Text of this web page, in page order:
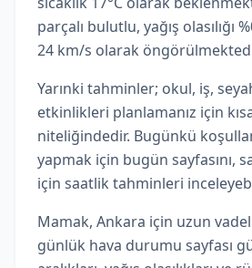
parçalı bulutlu, yağış olasılığı
24 km/s olarak
Yarınki tahminler; okul, iş,
etkinlikleri planlamanız için
niteliğindedir. Bugünkü
yapmak için bugün sayfasını,
için saatlik tahminleri
Mamak, Ankara için uzun
günlük hava durumu sayfası